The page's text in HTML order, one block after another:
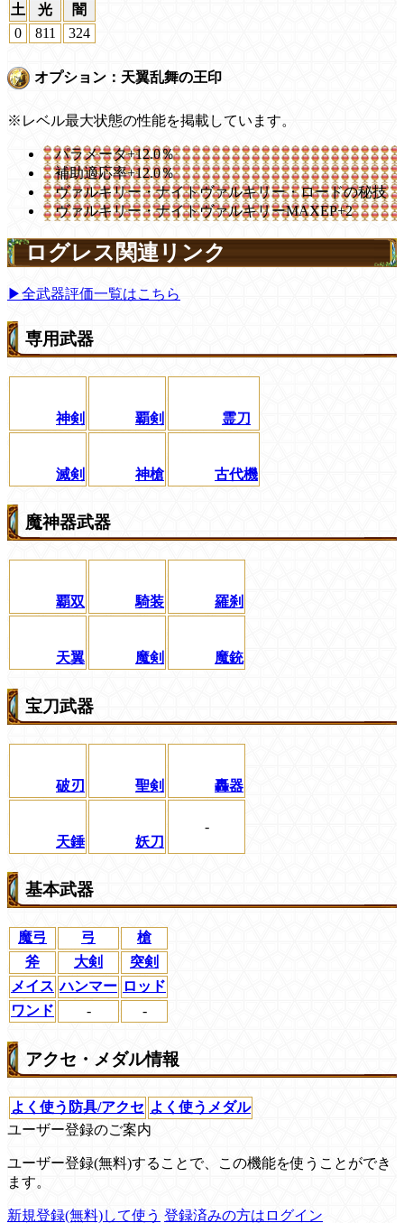
土
光
闇
0
811 324
オプション：天翼乱舞の王印
※レベル最大状態の性能を掲載しています。
パラメータ+12.0％
補助適応率+12.0％
ヴァルキリー・ナイトヴァルキリー・ロードの秘技
ヴァルキリー・ナイトヴァルキリーMAXEP+2
ログレス関連リンク
▶全武器評価一覧はこちら
専用武器
神剣 覇剣 霊刀
滅剣 神槍 古代機
魔神器武器
覇双 騎装 羅刹
天翼 魔剣 魔銃
宝刀武器
破刃 聖剣 轟器
天錘 妖刀
-
基本武器
魔弓 弓
槍
斧
大剣
突剣
メイス ハンマー ロッド
ワンド
- -
アクセ・メダル情報
よく使う防具/アクセ よく使うメダル
ユーザー登録のご案内
ユーザー登録(無料)することで、この機能を使うことができ
ます。
新規登録(無料)して使う 登録済みの方はログイン